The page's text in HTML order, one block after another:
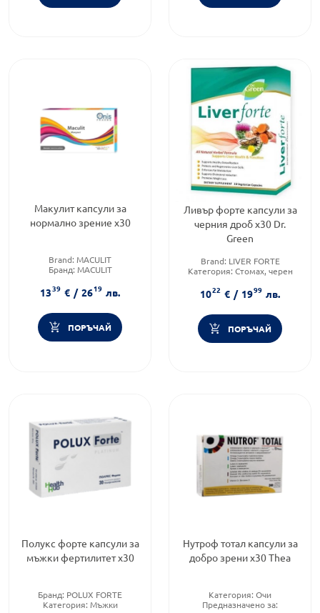
Макулит капсули за
нормално зрение х30
Brand: MACULIT
Бранд: MACULIT
1339 € / 2619 лв.
ПОРЪЧАЙ
Ливър форте капсули за
черния дроб х30 Dr.
Green
Brand: LIVER FORTE
Категория: Стомах, черен
Форма на продукта: капсули
1022 € / 1999 лв.
ПОРЪЧАЙ
Полукс форте капсули за
мъжки фертилитет х30
Бранд: POLUX FORTE
Категория: Мъжки
Нутроф тотал капсули за
добро зрени х30 Thea
Категория: Очи
Предназначено за: